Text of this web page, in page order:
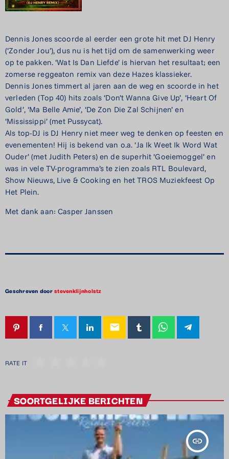
DennisJonesscoorde al eerder een grote hit met DJ Henry
(‘Zonder Jou’), dus nu is het tijd om de samenwerking weer
op te pakken. ‘Wat Is Dan Liefde’ is hiervan het resultaat; een
zomerse reggeaton remix van deze Hazes klassieker.
DennisJonestimmert al jaren aan de weg en scoorde in het
verleden (Top 40) hits zoals ‘Don’t Wanna Give Up’, ‘Heart Of
Gold’, ‘Ma Belle Amie’, ‘De Zon Die Zal Schijnen’ en
‘Mississippi’ (met Pussycat).
Als top-DJ is DJ Henry niet meer weg te denken op feesten en
evenementen! Hij is bekend van o.a. ‘Ja Ik Weet Ik Word Wat
Ouder’ (met Judith Peters) en de superhit ‘Goeiemoggel’ en
was in vele TV-programma’s te zien zoals RTL Boulevard,
Show Nieuws, Live & Cooking en het TROS Muziekfeest Op
Het Plein.
Met dank aan: Casper Janssen
Geschreven doorstevenklijnholstz
email
RATE IT
SOORTGELIJKE BERICHTEN
insert_link